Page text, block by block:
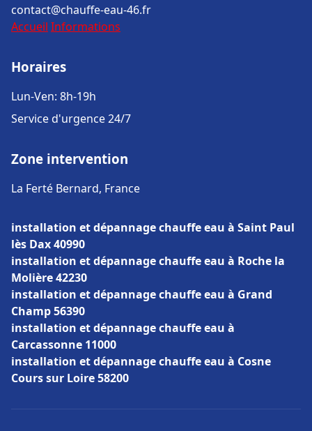
contact@chauffe-eau-46.fr
Accueil Informations
Horaires
Lun-Ven: 8h-19h
Service d'urgence 24/7
Zone intervention
La Ferté Bernard, France
installation et dépannage chauffe eau à Saint Paul
lès Dax 40990
installation et dépannage chauffe eau à Roche la
Molière 42230
installation et dépannage chauffe eau à Grand
Champ 56390
installation et dépannage chauffe eau à
Carcassonne 11000
installation et dépannage chauffe eau à Cosne
Cours sur Loire 58200